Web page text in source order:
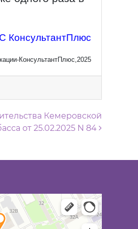
КонсультантПлюс
КонсультантПлюс,2025
Кемеровской
от 25.02.2025 N 84